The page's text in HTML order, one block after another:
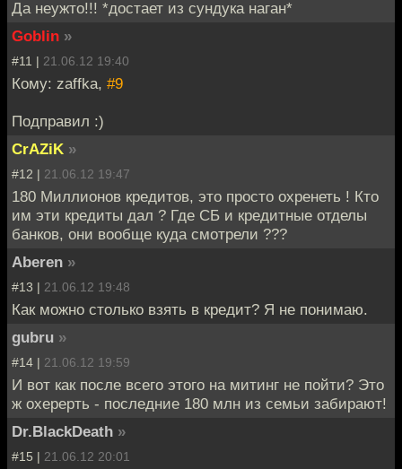
Да неужто!!! *достает из сундука наган*
Goblin »
#11 | 21.06.12 19:40
Кому: zaffka, #9
Подправил :)
CrAZiK »
#12 | 21.06.12 19:47
180 Миллионов кредитов, это просто охренеть ! Кто
им эти кредиты дал ? Где СБ и кредитные отделы
банков, они вообще куда смотрели ???
Aberen »
#13 | 21.06.12 19:48
Как можно столько взять в кредит? Я не понимаю.
gubru »
#14 | 21.06.12 19:59
И вот как после всего этого на митинг не пойти? Это
ж охерерть - последние 180 млн из семьи забирают!
Dr.BlackDeath »
#15 | 21.06.12 20:01